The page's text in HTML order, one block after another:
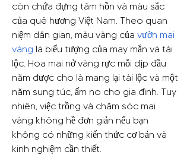
còn chứa đựng tâm hồn và màu sắc
của quê hương Việt Nam. Theo quan
niệm dân gian, màu vàng của vườn mai
vàng là biểu tượng của may mắn và tài
lộc. Hoa mai nở vàng rực mỗi dịp đầu
năm được cho là mang lại tài lộc và một
năm sung túc, ấm no cho gia đình. Tuy
nhiên, việc trồng và chăm sóc mai
vàng không hề đơn giản nếu bạn
không có những kiến thức cơ bản và
kinh nghiệm cần thiết.